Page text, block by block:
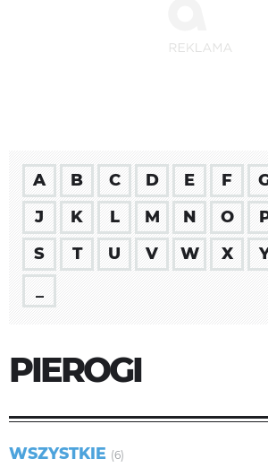
A B C D E F
J
K L M N O
S
T U V W X
PIEROGI
WSZYSTKIE (6)